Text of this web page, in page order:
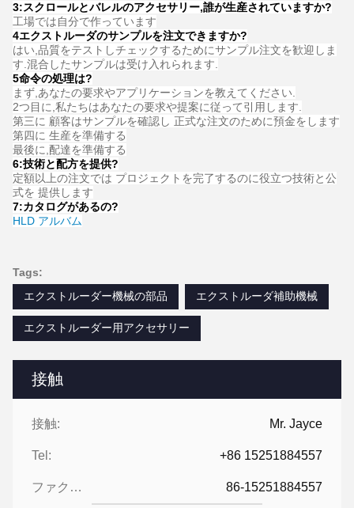
接触
接触: Mr. Jayce
Tel: +86 15251884557
ファクシミリ: 86-15251884557
3:スクロールとバレルのアクセサリー,誰が生産されていますか?
工場では自分で作っています
4エクストルーダのサンプルを注文できますか?
はい,品質をテストしチェックするためにサンプル注文を歓迎しま
す.混合したサンプルは受け入れられます.
5命令の処理は?
まず,あなたの要求やアプリケーションを教えてください.
2つ目に,私たちはあなたの要求や提案に従って引用します.
第三に 顧客はサンプルを確認し 正式な注文のために預金をします
第四に 生産を準備する
最後に,配達を準備する
6:技術と配方を提供?
定額以上の注文では プロジェクトを完了するのに役立つ技術と公
式を 提供します
7:カタログがあるの?
HLD アルバム
Tags:
エクストルーダー機械の部品
エクストルーダ補助機械
エクストルーダー用アクセサリー